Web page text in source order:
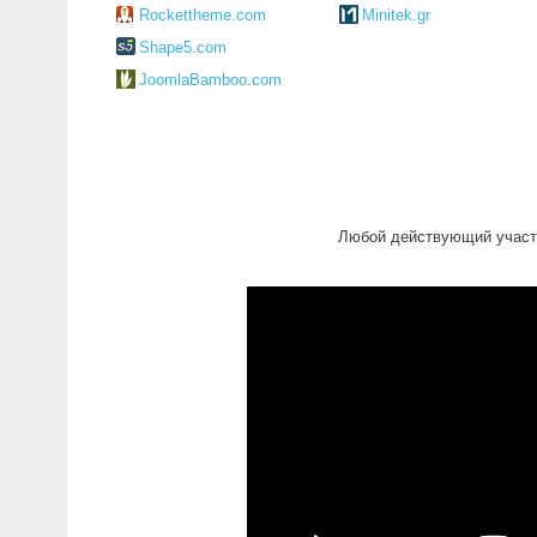
Rockettheme.com
Shape5.com
JoomlaBamboo.com
Minitek.gr
Любой действующий